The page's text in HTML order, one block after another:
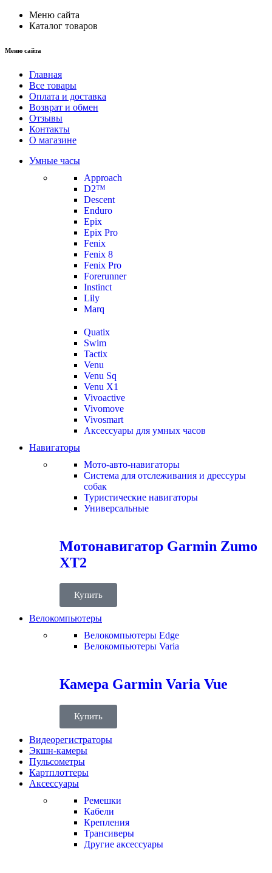
Меню сайта
Каталог товаров
Меню сайта
Главная
Все товары
Оплата и доставка
Возврат и обмен
Отзывы
Контакты
О магазине
Умные часы
Approach
D2™
Descent
Enduro
Epix
Epix Pro
Fenix
Fenix 8
Fenix Pro
Forerunner
Instinct
Lily
Marq
Quatix
Swim
Tactix
Venu
Venu Sq
Venu X1
Vivoactive
Vivomove
Vivosmart
Аксессуары для умных часов
Навигаторы
Мото-авто-навигаторы
Система для отслеживания и дрессуры
собак
Туристические навигаторы
Универсальные
Мотонавигатор Garmin Zumo
XT2
Купить
Велокомпьютеры
Велокомпьютеры Edge
Велокомпьютеры Varia
Камера Garmin Varia Vue
Купить
Видеорегистраторы
Экшн-камеры
Пульсометры
Картплоттеры
Аксессуары
Ремешки
Кабели
Крепления
Трансиверы
Другие аксессуары